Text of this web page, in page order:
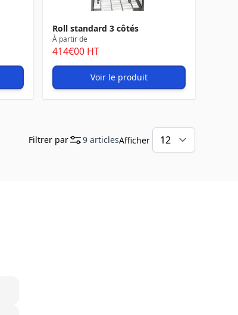
Roll standard 3 côtés
À partir de
414€00 HT
Voir le produit
9 articlesAfficher
Filtrer par